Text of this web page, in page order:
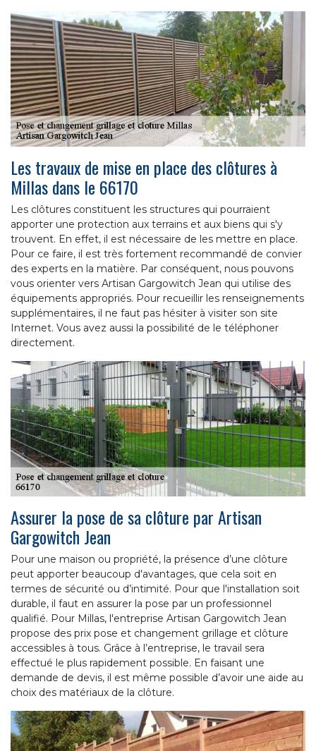
Les travaux de mise en place des clôtures à
Millas dans le 66170
Les clôtures constituent les structures qui pourraient
apporter une protection aux terrains et aux biens qui s'y
trouvent. En effet, il est nécessaire de les mettre en place.
Pour ce faire, il est très fortement recommandé de convier
des experts en la matière. Par conséquent, nous pouvons
vous orienter vers Artisan Gargowitch Jean qui utilise des
équipements appropriés. Pour recueillir les renseignements
supplémentaires, il ne faut pas hésiter à visiter son site
Internet. Vous avez aussi la possibilité de le téléphoner
directement.
Assurer la pose de sa clôture par Artisan
Gargowitch Jean
Pour une maison ou propriété, la présence d’une clôture
peut apporter beaucoup d'avantages, que cela soit en
termes de sécurité ou d’intimité. Pour que l'installation soit
durable, il faut en assurer la pose par un professionnel
qualifié. Pour Millas, l'entreprise Artisan Gargowitch Jean
propose des prix pose et changement grillage et clôture
accessibles à tous. Grâce à l’entreprise, le travail sera
effectué le plus rapidement possible. En faisant une
demande de devis, il est même possible d’avoir une aide au
choix des matériaux de la clôture.